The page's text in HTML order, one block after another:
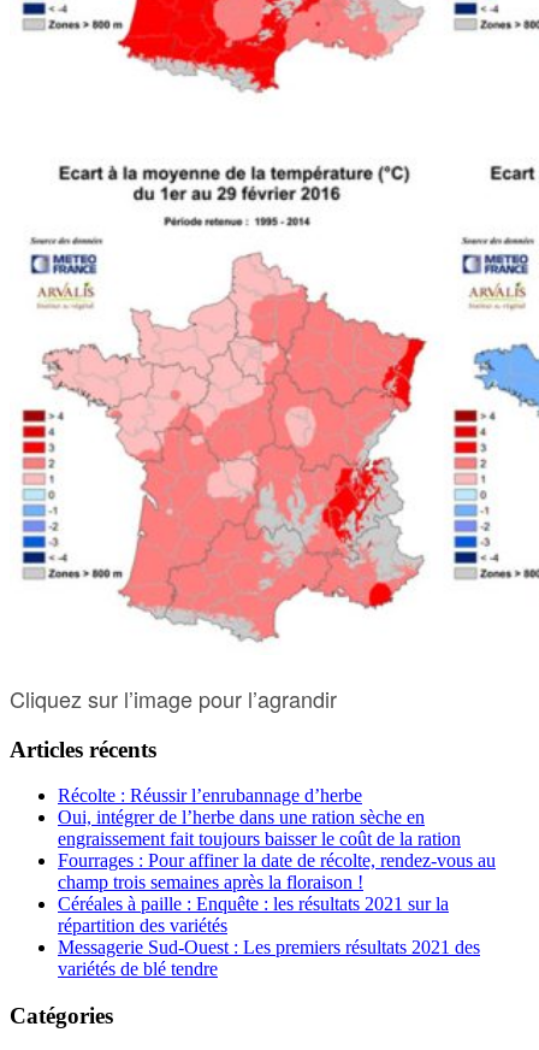
Cliquez sur l’image pour l’agrandir
Articles récents
Récolte : Réussir l’enrubannage d’herbe
Oui, intégrer de l’herbe dans une ration sèche en
engraissement fait toujours baisser le coût de la ration
Fourrages : Pour affiner la date de récolte, rendez-vous au
champ trois semaines après la floraison !
Céréales à paille : Enquête : les résultats 2021 sur la
répartition des variétés
Messagerie Sud-Ouest : Les premiers résultats 2021 des
variétés de blé tendre
Catégories